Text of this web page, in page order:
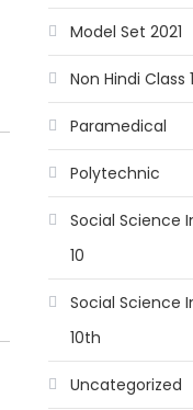
Model Set 2021
Non Hindi Class
Paramedical
Polytechnic
Social Science
10
Social Science
10th
Uncategorized